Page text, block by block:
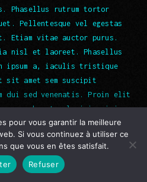
Phasellus rutrum tortor
Pellentesque vel egestas
vitae auctor purus.
nisl et laoreet. Phasellus
ipsum a, iaculis tristique
sit amet sem suscipit
dui sed venenatis. Proin elit
a, pharetra lacinia nisi.
sollicitudin consectetur,
eu finibus erat est sed
condimentum dictum. Nunc
lorem a, blandit interdum
pour vous garantir la meilleure
Si vous continuez à utiliser ce
que vous en êtes satisfait.
Refuser